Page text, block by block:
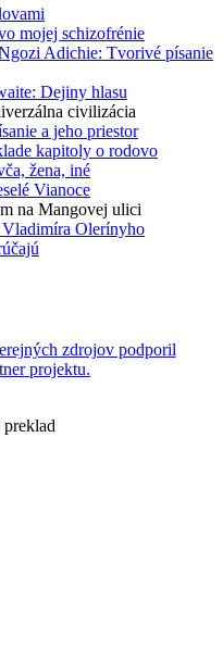
mojej schizofrénie
Adichie: Tvorivé písanie
Dejiny hlasu
civilizácia
a jeho priestor
kapitoly o rodovo
žena, iné
Vianoce
na Mangovej ulici
Olerínyho
zdrojov podporil
projektu.
preklad